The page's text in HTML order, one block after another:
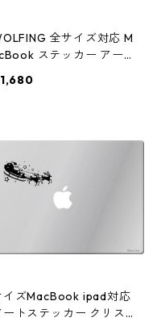
全サイズ対応 M
ステッカー アー
ストロベリー フラッ
イズMacBook ipad対応
ートステッカー クリス